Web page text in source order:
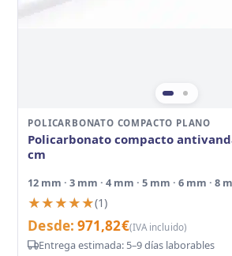
POLICARBONATO COMPACTO PLANO
Policarbonato compacto
cm
12 mm · 3 mm · 4 mm · 5 mm · 6 mm · 8
★★★★★
★★★★★(1)
Desde:971,82€(IVA incluido)
Entrega estimada: 5–9 días laborables